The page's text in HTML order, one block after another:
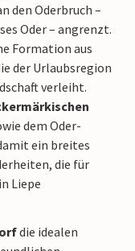
den Oderbruch –
Oder – angrenzt.
Formation aus
der Urlaubsregion
verleiht.
dem Oder-
ein breites
die für
Liepe
die idealen